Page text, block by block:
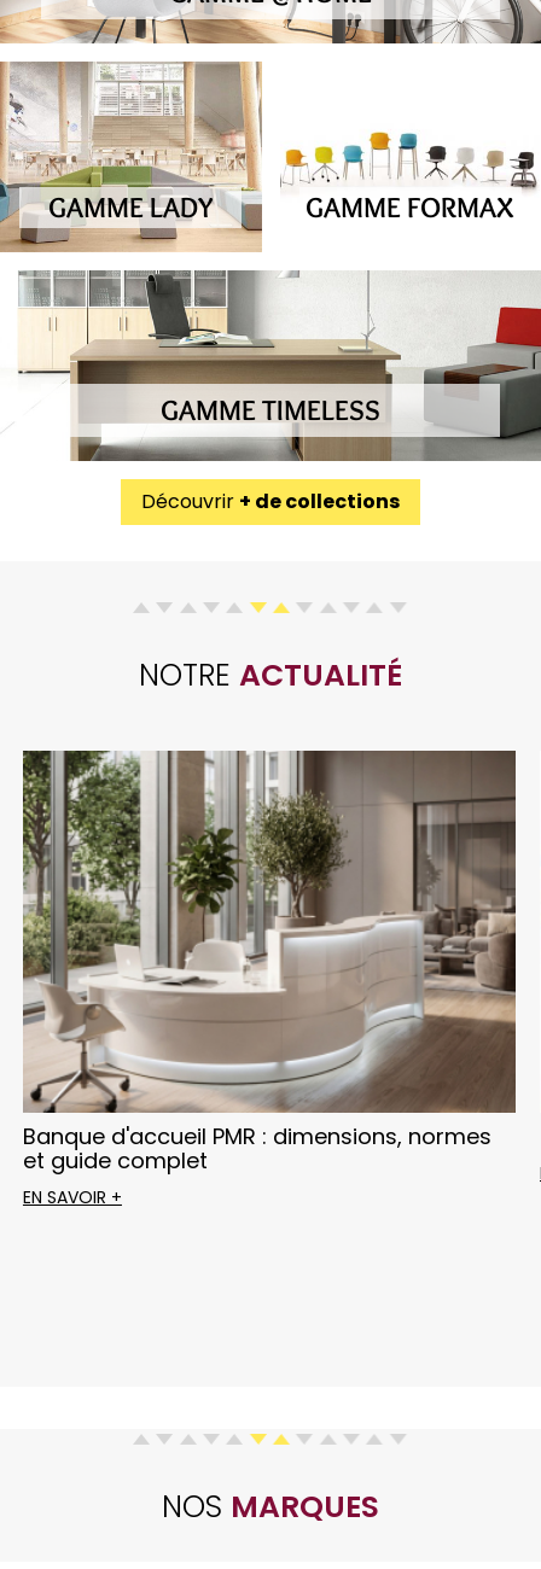
GAMME LADY
GAMME TIMELESS
GAMME FORMAX
Découvrir + de collections
NOTRE ACTUALITÉ
Banque d'accueil PMR : dimensions, normes
et guide complet
EN SAVOIR +
NOS MARQUES